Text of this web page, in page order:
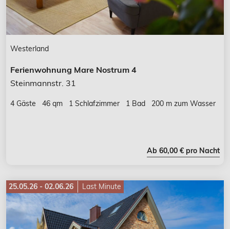
Westerland
Ferienwohnung Mare Nostrum 4
Steinmannstr. 31
4 Gäste 46 qm 1 Schlafzimmer 1 Bad 200 m zum Wasser
Ab 60,00 € pro Nacht
25.05.26 - 02.06.26 Last Minute